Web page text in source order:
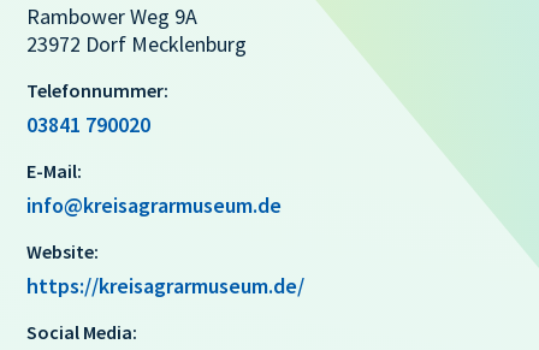
Rambower Weg 9A
23972 Dorf Mecklenburg
Telefonnummer:
03841 790020
E-Mail:
info@kreisagrarmuseum.de
Website:
https://kreisagrarmuseum.de/
Social Media: